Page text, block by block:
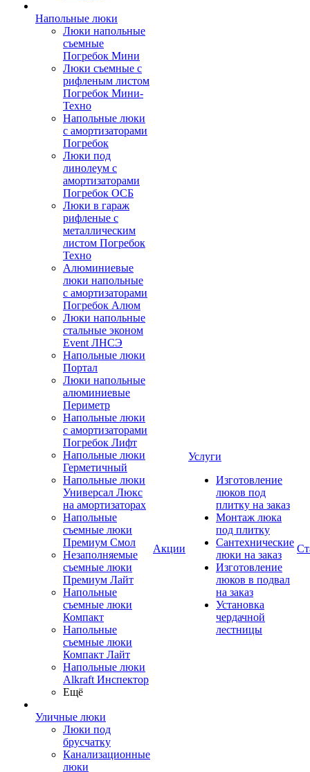
Напольные люки
Люки напольные
съемные
Погребок Мини
Люки съемные с
рифленым листом
Погребок Мини-
Техно
Напольные люки
с амортизаторами
Погребок
Люки под
линолеум с
амортизаторами
Погребок ОСБ
Люки в гараж
рифленые с
металлическим
листом Погребок
Техно
Алюминиевые
люки напольные
с амортизаторами
Погребок Алюм
Люки напольные
стальные эконом
Event ЛНСЭ
Напольные люки
Портал
Люки напольные
алюминиевые
Периметр
Напольные люки
с амортизаторами
Погребок Лифт
Напольные люки
Герметичный
Напольные люки
Универсал Люкс
на амортизаторах
Напольные
съемные люки
Премиум Смол
Незаполняемые
съемные люки
Премиум Лайт
Напольные
съемные люки
Компакт
Напольные
съемные люки
Компакт Лайт
Напольные люки
Alkraft Инспектор
Ещё
Уличные люки
Люки под
брусчатку
Канализационные
люки
Акции
Услуги
Изготовление
люков под
плитку на заказ
Монтаж люка
под плитку
Сантехнические
люки на заказ
Изготовление
люков в подвал
на заказ
Установка
чердачной
лестницы